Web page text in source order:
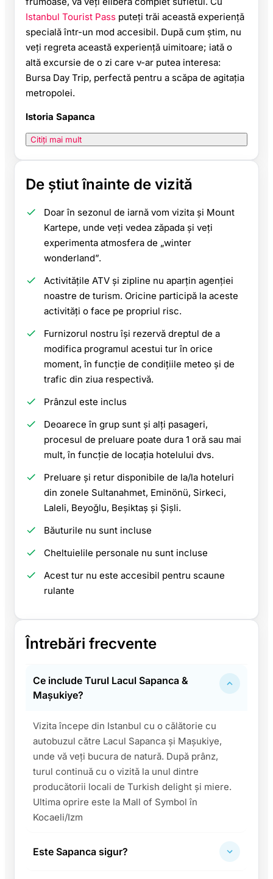
Istanbul Tourist Pass puteți trăi această experiență
specială într-un mod accesibil. După cum știm, nu
veți regreta această experiență uimitoare; iată o
altă excursie de o zi care v-ar putea interesa:
Bursa Day Trip, perfectă pentru a scăpa de agitația
metropolei.
Istoria Sapanca
Citiți mai mult
De știut înainte de vizită
Doar în sezonul de iarnă vom vizita și Mount
Kartepe, unde veți vedea zăpada și veți
experimenta atmosfera de „winter
wonderland”.
Activitățile ATV și zipline nu aparțin agenției
noastre de turism. Oricine participă la aceste
activități o face pe propriul risc.
Furnizorul nostru își rezervă dreptul de a
modifica programul acestui tur în orice
moment, în funcție de condițiile meteo și de
trafic din ziua respectivă.
Prânzul este inclus
Deoarece în grup sunt și alți pasageri,
procesul de preluare poate dura 1 oră sau mai
mult, în funcție de locația hotelului dvs.
Preluare și retur disponibile de la/la hoteluri
din zonele Sultanahmet, Eminönü, Sirkeci,
Laleli, Beyoğlu, Beşiktaş și Şişli.
Băuturile nu sunt incluse
Cheltuielile personale nu sunt incluse
Acest tur nu este accesibil pentru scaune
rulante
Întrebări frecvente
Ce include Turul Lacul Sapanca &
Maşukiye?
Vizita începe din Istanbul cu o călătorie cu
autobuzul către Lacul Sapanca și Maşukiye,
unde vă veți bucura de natură. După prânz,
turul continuă cu o vizită la unul dintre
producătorii locali de Turkish delight și miere.
Ultima oprire este la Mall of Symbol în
Kocaeli/Izm
Este Sapanca sigur?